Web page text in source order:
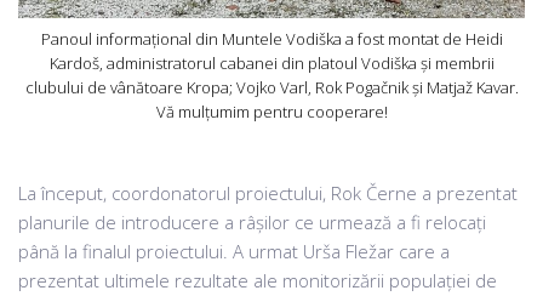
Panoul informațional din Muntele Vodiška a fost montat de Heidi
Kardoš, administratorul cabanei din platoul Vodiška și membrii
clubului de vânătoare Kropa; Vojko Varl, Rok Pogačnik și Matjaž Kavar.
Vă mulțumim pentru cooperare!
La început, coordonatorul proiectului, Rok Černe a prezentat
planurile de introducere a râșilor ce urmează a fi relocați
până la finalul proiectului. A urmat Urša Fležar care a
prezentat ultimele rezultate ale monitorizării populației de